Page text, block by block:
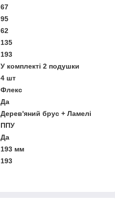
67
95
62
135
193
У комплекті 2 подушки
4 шт
Флекс
Да
Дерев'яний брус + Ламелі
ППУ
Да
193 мм
193